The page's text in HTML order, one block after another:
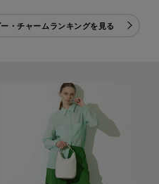
・チャームランキングを見る